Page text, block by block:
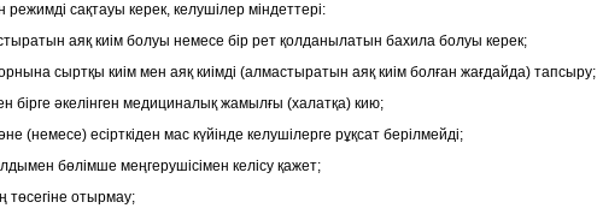
сақтауы керек, келушілер міндеттері:
аяқ киім болуы немесе бір рет қолданылатын бахила болуы керек;
орнына сыртқы киім мен аяқ киімді (алмастыратын аяқ киім болған жағдайда) тапсыру;
бірге әкелінген медициналық жамылғы (халатқа) кию;
(немесе) есірткіден мас күйінде келушілерге рұқсат берілмейді;
бөлімше меңгерушісімен келісу қажет;
төсегіне отырмау;